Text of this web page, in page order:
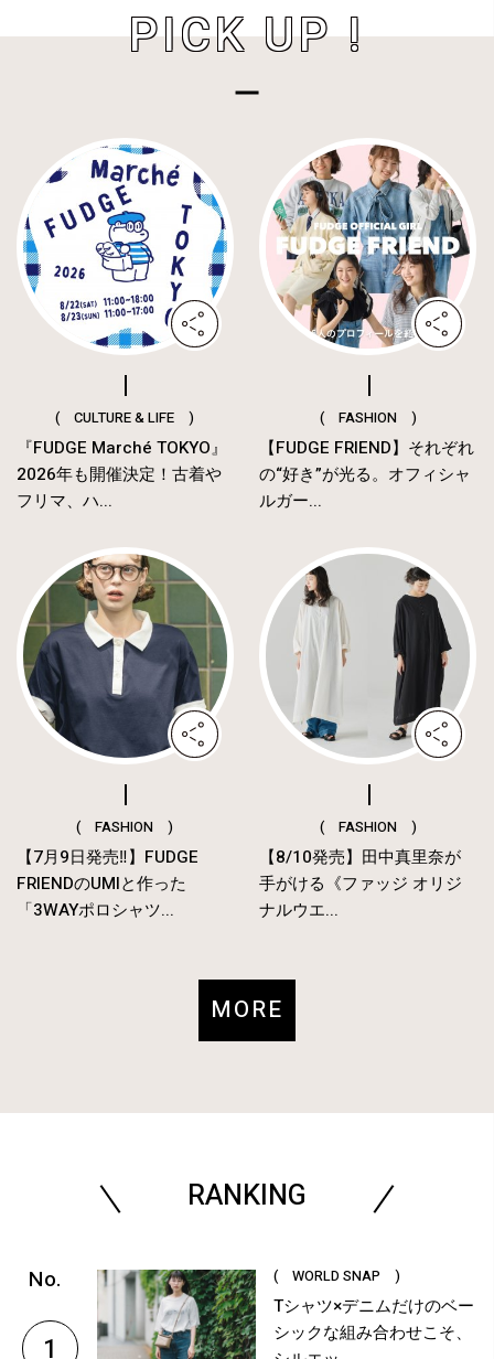
PICK UP !
( CULTURE & LIFE )
『FUDGE Marché TOKYO』
2026年も開催決定！古着や
フリマ、ハ...
( FASHION )
【FUDGE FRIEND】それぞれ
の“好き”が光る。オフィシャ
ルガー...
( FASHION )
【7月9日発売‼︎】FUDGE
FRIENDのUMIと作った
「3WAYポロシャツ...
( FASHION )
【8/10発売】田中真里奈が
手がける《ファッジ オリジ
ナルウエ...
MORE
RANKING
1
( WORLD SNAP )
Tシャツ×デニムだけのベー
シックな組み合わせこそ、